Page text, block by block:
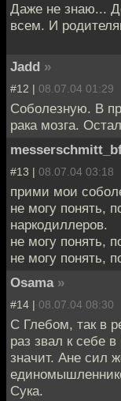
Даже не знаю...
всем. И
Jadd »
#12 | 08.07.04 01:29
Соболезную. В
рака мозга.
#13 | 08.07.04 03:18
прими мои
не могу понять,
наркодиллеров.
не могу понять,
не могу понять,
Osama »
#14 | 08.07.04 08:30
С Глебом, так в
раз звал к себе
значит. Ане сил
Сука.